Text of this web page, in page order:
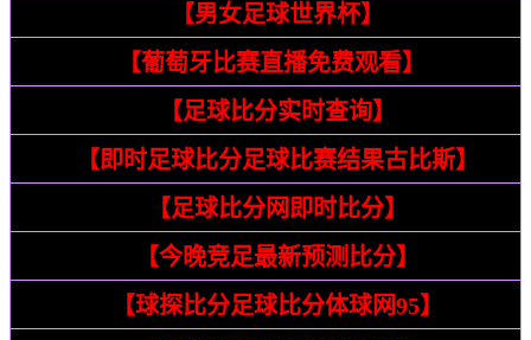
【男女足球世界杯】
【葡萄牙比赛直播免费观看】
【足球比分实时查询】
【即时足球比分足球比赛结果古比斯】
【足球比分网即时比分】
【今晚竞足最新预测比分】
【球探比分足球比分体球网95】